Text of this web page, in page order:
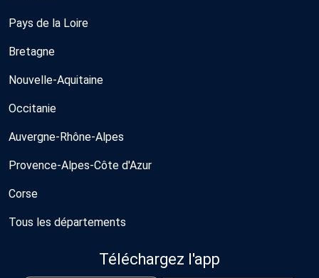
Pays de la Loire
Bretagne
Nouvelle-Aquitaine
Occitanie
Auvergne-Rhône-Alpes
Provence-Alpes-Côte d'Azur
Corse
Tous les départements
Téléchargez l'app